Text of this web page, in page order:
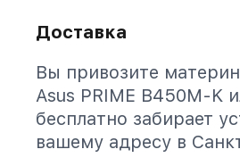
Доставка
Вы привозите
Asus PRIME B450M-K
бесплатно забирает
вашему адресу в